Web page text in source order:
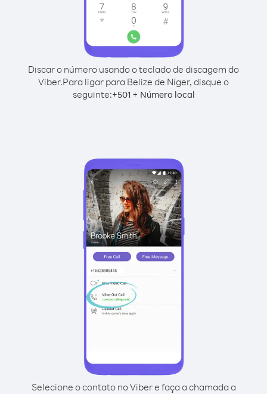
Discar o número usando o teclado de discagem do
Viber.Para ligar para Belize de Níger, disque o
seguinte:+501+ Número local
Selecione o contato no Viber e faça a chamada a